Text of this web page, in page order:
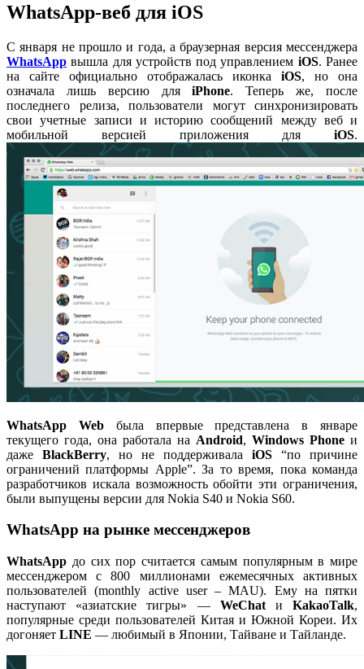
WhatsApp-веб для iOS
С января не прошло и года, а браузерная версия мессенджера
WhatsApp вышла для устройств под управлением iOS. Ранее
на сайте официально отображалась иконка iOS, но она
означала лишь версию дляiPhone. Теперь же, после
последнего релиза, пользователи могут синхронизировать
свои учетные записи и историю сообщений между веб и
мобильной версией приложения для iOS.
WhatsApp Webбыла впервые представлена в январе
текущего года, она работала на Android, Windows Phone и
даже BlackBerry, но не поддерживала iOS “по причине
ограничений платформы Apple”. За то время, пока команда
разработчиков искала возможность обойти эти ограничения,
были выпущены версии для Nokia S40 и Nokia S60.
WhatsApp на рынке мессенджеров
WhatsApp до сих пор считается самым популярным в мире
мессенджером с 800 миллионами ежемесячных активных
пользователей (monthly active user – MAU). Ему на пятки
наступают «азиатские тигры» — WeChatиKakaoTalk,
популярные среди пользователей Китая и Южной Кореи. Их
догоняет LINE — любимый в Японии, Тайване и Тайланде.